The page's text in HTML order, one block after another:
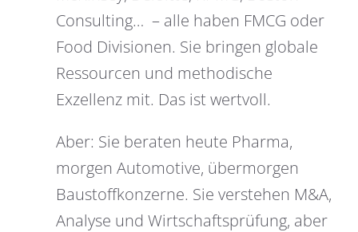
Consulting… – alle haben FMCG oder
Food Divisionen. Sie bringen globale
Ressourcen und methodische
Exzellenz mit. Das ist wertvoll.
Aber: Sie beraten heute Pharma,
morgen Automotive, übermorgen
Baustoffkonzerne. Sie verstehen M&A,
Analyse und Wirtschaftsprüfung, aber